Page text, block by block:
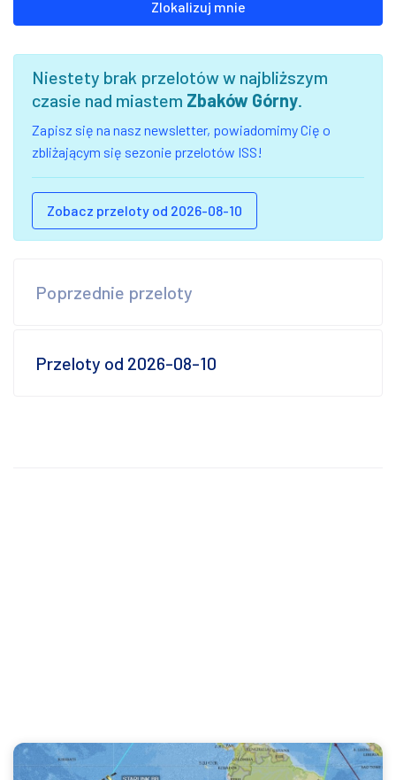
Zlokalizuj mnie
Niestety brak przelotów w najbliższym
czasie nad miastem Zbaków Górny.
Zapisz się na nasz newsletter, powiadomimy Cię o
zbliżającym się sezonie przelotów ISS!
Zobacz przeloty od 2026-08-10
Poprzednie przeloty
Przeloty od 2026-08-10